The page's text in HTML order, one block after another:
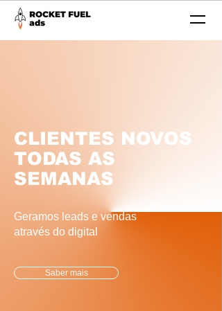
CLIENTES NOVOS
TODAS AS
SEMANAS
Geramos leads e vendas
através do digital
Saber mais